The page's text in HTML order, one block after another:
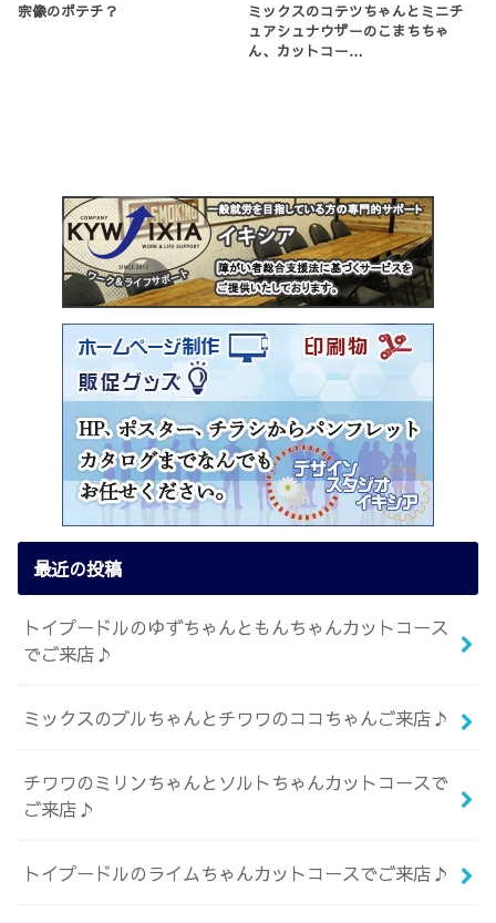
宗像のポテチ？
ミックスのコテツちゃんとミニチ
ュアシュナウザーのこまちちゃ
ん、カットコー…
最近の投稿
トイプードルのゆずちゃんともんちゃんカットコース
でご来店♪
ミックスのブルちゃんとチワワのココちゃんご来店♪
チワワのミリンちゃんとソルトちゃんカットコースで
ご来店♪
トイプードルのライムちゃんカットコースでご来店♪